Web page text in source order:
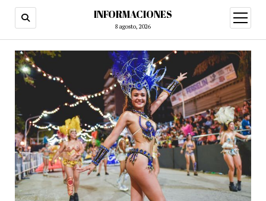
INFORMACIONES
8 agosto, 2026
abrir
menú